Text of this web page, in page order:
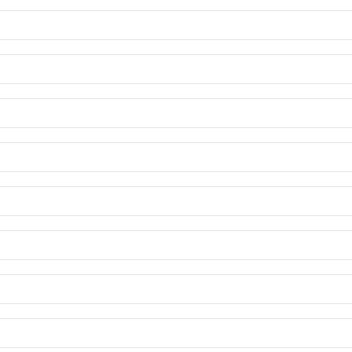
da lievi a gravi. La maggior parte delle persone li
di una fascia che costringe il torace
notte e nelle prime ore del mattino, in particolare
fisico, all'esposizione a sostanze in grado di
i sintomi provocati dall'asma si aggravano
comparire rapidamente, a volte impiegando un paio di
in modo intenso. È importante saper riconoscere
non esiste una causa unica chiaramente identificabile.
ma ai fattori genetici si associano anche quelli ambientali
un rapporto causale diretto tra uno o più dei
irritanti (polvere, aria fredda, umidità, fumo, odori) nello
al fumo di tabacco, mentre una teoria nota come
dell’asma: secondo questa teoria, la minore
possono aumentare la probabilità di sviluppare l'asma,
opportuno rivolgersi il prima possibile al proprio
possibili danni irreversibili alle vie respiratorie.
dei sintomi respiratori, sull'esclusione di altre
funzionalità dei polmoni.
la cosiddettastoria clinica:il medico pone una
in quale occasione), sulla eventuale presenza
e nell'esecuzione di alcuni esami strumentali
delle vie respiratorie.
di cura (terapia) sia fornito dal medico curante e/o
periodica dell’efficacia della cura, o del
sintomii.
liscia dei bronchi inducendo la loro dilatazione
lo stato infiammatorio
per via inalatoria, da soli o in combinazione,
tempo, con fasi di miglioramento e peggioramento. Ci
durare per diversi anni) in cui sono assenti o ben
comportamenti:
stile di vita sano e una buona salute fisica e
la qualità della vita, prevenire la comparsa e la
o cronici.
della terapia.
negativo sulla qualità della vita. Può causare:
trasmissibili più diffuse al mondo: secondo
for Asthma(GINA), si stima che siano più di 260
evitabili con un miglioramento globale dell’accesso
con una marcata differenza di genere: mentre